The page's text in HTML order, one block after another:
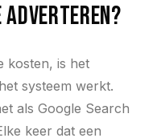
adverteren?
kosten, is het
systeem werkt.
als Google Search
keer dat een